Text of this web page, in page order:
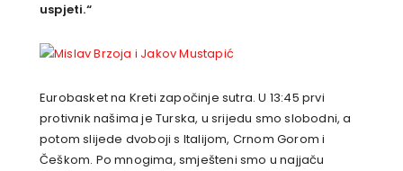
uspjeti.“
Eurobasket na Kreti započinje sutra. U 13:45 prvi
protivnik našima je Turska, u srijedu smo slobodni, a
potom slijede dvoboji s Italijom, Crnom Gorom i
Češkom. Po mnogima, smješteni smo u najjaču